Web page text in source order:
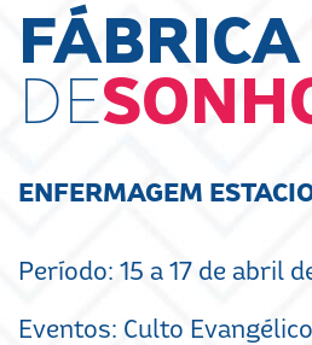
FÁBRICA
DE
ENFERMAGEM
Período: 15 a 17 de abril
Eventos: Culto